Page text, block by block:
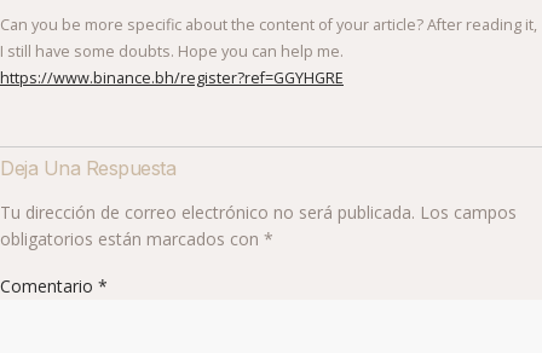
Can you be more specific about the content of your article? After reading it,
I still have some doubts. Hope you can help me.
https://www.binance.bh/register?ref=GGYHGRE
Deja Una Respuesta
Tu dirección de correo electrónico no será publicada. Los campos
obligatorios están marcados con *
Comentario *